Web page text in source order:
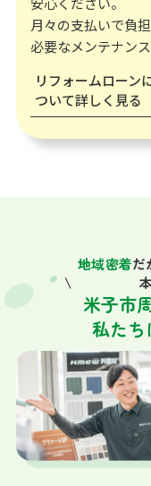
月々の支払いで負
必要なメンテナンス
リフォームローン
ついて詳しく見る
地域密着だ
米子市
私たち